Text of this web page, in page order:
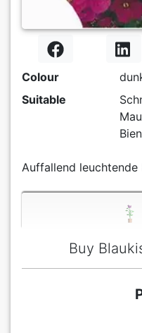
Colour
Suitable
Auffallend leuchtende
Buy